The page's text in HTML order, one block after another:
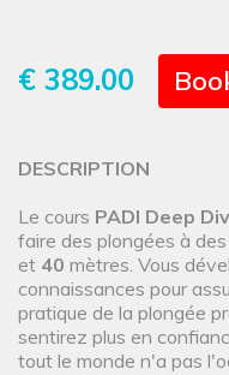
€ 389.00
DESCRIPTION
Le cours PADI Deep
faire des plongées à
et 40 mètres. Vous
connaissances pour
pratique de la plongée
sentirez plus en
tout le monde n'a pas